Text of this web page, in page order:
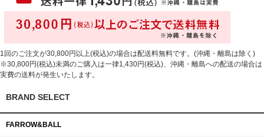
1回のご注文が30,800円以上(税込)の場合は配送料無料です。(沖縄・離島は除く)
※30,800円(税込)未満のご購入は一律1,430円(税込)、沖縄・離島への配送の場合は
実費の送料が発生いたします。
BRAND SELECT
FARROW&BALL